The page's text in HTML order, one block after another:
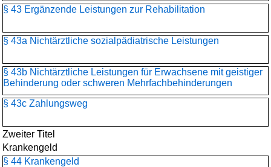
§ 43 Ergänzende Leistungen zur Rehabilitation
§ 43a Nichtärztliche sozialpädiatrische Leistungen
§ 43b Nichtärztliche Leistungen für Erwachsene mit geistiger
Behinderung oder schweren Mehrfachbehinderungen
§ 43c Zahlungsweg
Zweiter Titel
Krankengeld
§ 44 Krankengeld